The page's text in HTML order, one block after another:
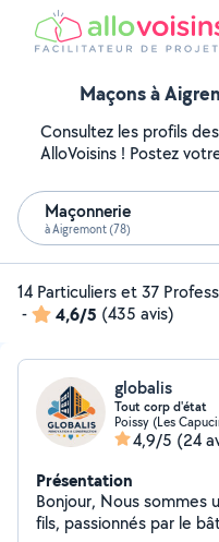
Maçons à
Consultez les profils
AlloVoisins ! Postez
Maçonnerie
à Aigremont (78)
14 Particuliers et 37
-
4,6/5 (435 avis)
globalis
Tout corp d'état
Poissy (Les
4,9/5 (24
Présentation
Bonjour, Nous sommes une entreprise familiale père et
fils, passionnés par le